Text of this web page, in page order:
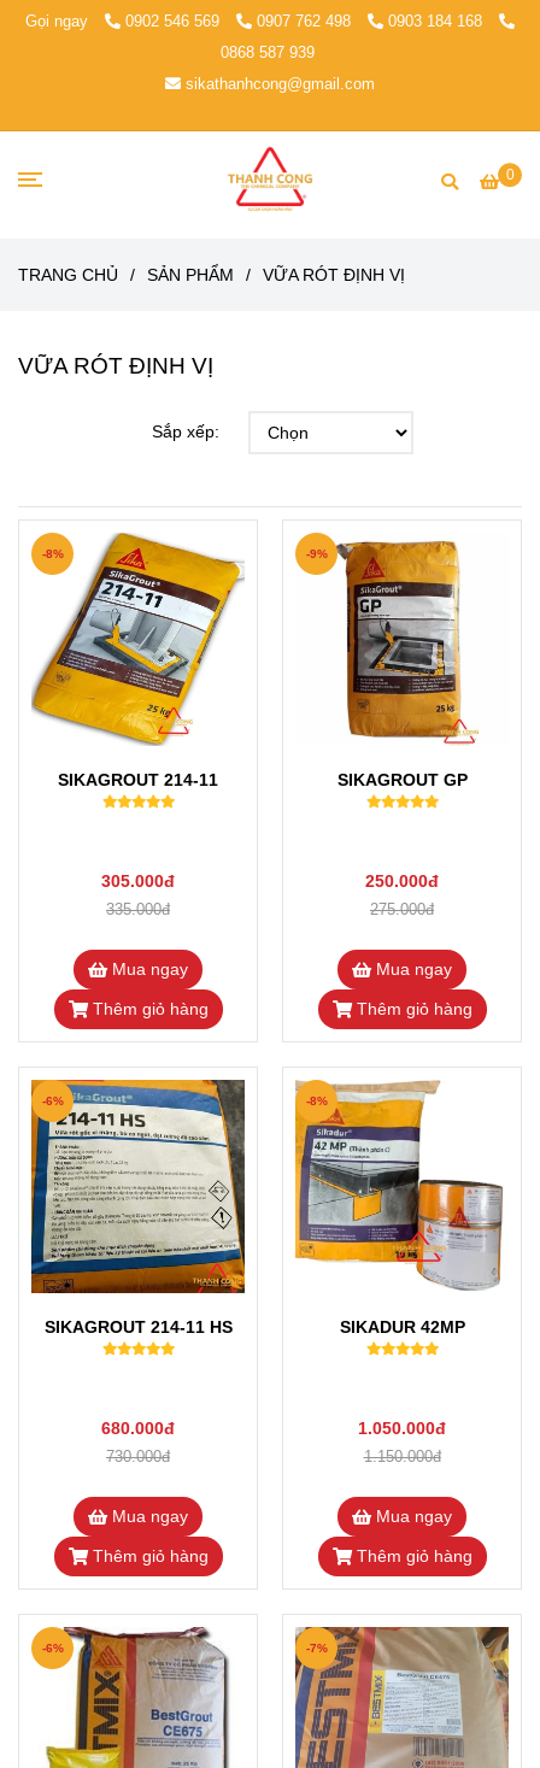
Gọi ngay 0902 546 569 0907 762 498
0903 184 168
0868 587 939
sikathanhcong@gmail.com
0
TRANG CHỦ / SẢN PHẨM / VỮA RÓT ĐỊNH VỊ
VỮA RÓT ĐỊNH VỊ
Sắp xếp:
SIKAGROUT 214-11
305.000đ
335.000đ
-8%
Mua ngay
Thêm giỏ hàng
SIKAGROUT GP
250.000đ
275.000đ
-9%
Mua ngay
Thêm giỏ hàng
SIKAGROUT 214-11 HS
680.000đ
730.000đ
-6%
Mua ngay
Thêm giỏ hàng
SIKADUR 42MP
1.050.000đ
1.150.000đ
-8%
Mua ngay
Thêm giỏ hàng
-6% -7%